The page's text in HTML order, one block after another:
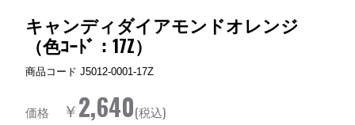
キャンディダイアモンドオレンジ
（色ｺｰﾄﾞ：17Z）
商品コード J5012-0001-17Z
価格 ￥2,640(税込)